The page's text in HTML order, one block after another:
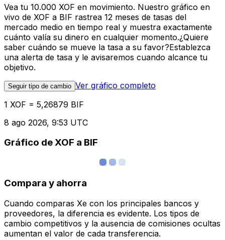
Vea tu 10.000 XOF en movimiento. Nuestro gráfico en
vivo de XOF a BIF rastrea 12 meses de tasas del
mercado medio en tiempo real y muestra exactamente
cuánto valía su dinero en cualquier momento.¿Quiere
saber cuándo se mueve la tasa a su favor?Establezca
una alerta de tasa y le avisaremos cuando alcance tu
objetivo.
Seguir tipo de cambio Ver gráfico completo
1 XOF = 5,26879 BIF
8 ago 2026, 9:53 UTC
Gráfico de XOF a BIF
Compara y ahorra
Cuando comparas Xe con los principales bancos y
proveedores, la diferencia es evidente. Los tipos de
cambio competitivos y la ausencia de comisiones ocultas
aumentan el valor de cada transferencia.